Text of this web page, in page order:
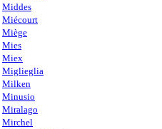
Middes
Miécourt
Miège
Mies
Miex
Miglieglia
Milken
Minusio
Miralago
Mirchel